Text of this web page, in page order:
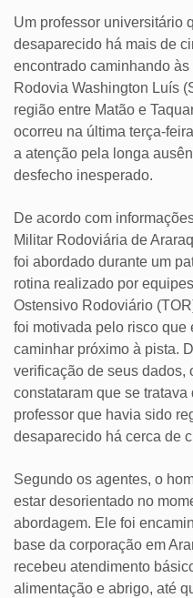
Um professor universitário
desaparecido há mais de
encontrado caminhando às
Rodovia Washington Luís
região entre Matão e
ocorreu na última terça-
a atenção pela longa
desfecho inesperado.
De acordo com
Militar Rodoviária de
foi abordado durante um
rotina realizado por
Ostensivo Rodoviário
foi motivada pelo risco que
caminhar próximo à pista.
verificação de seus dados,
constataram que se tratava
professor que havia sido
desaparecido há cerca de
Segundo os agentes, o
estar desorientado no
abordagem. Ele foi
base da corporação em
recebeu atendimento
alimentação e abrigo, até